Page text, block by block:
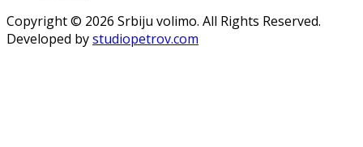
Copyright © 2026 Srbiju volimo. All Rights Reserved.
Developed bystudiopetrov.com